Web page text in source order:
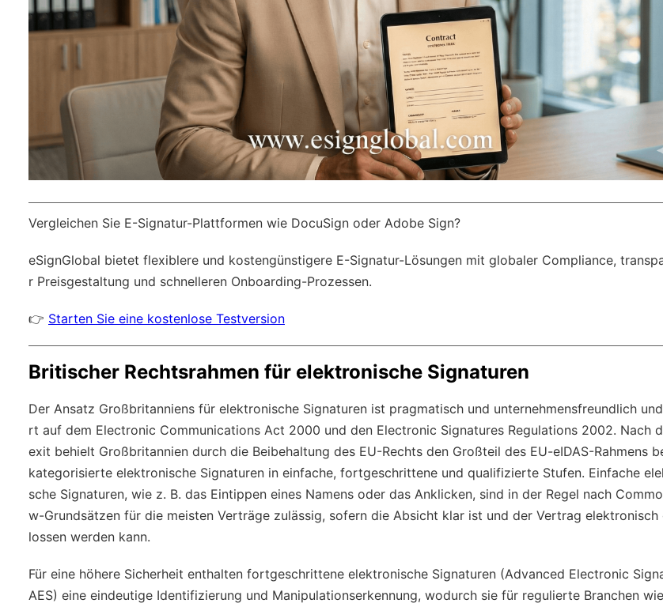
Vergleichen Sie E-Signatur-Plattformen wie DocuSign oder Adobe Sign?
eSignGlobal bietet flexiblere und kostengünstigere E-Signatur-Lösungen mit globaler Compliance,
r Preisgestaltung und schnelleren Onboarding-Prozessen.
👉 Starten Sie eine kostenlose Testversion
Britischer Rechtsrahmen für elektronische Signaturen
Der Ansatz Großbritanniens für elektronische Signaturen ist pragmatisch und unternehmensfreundlich
rt auf dem Electronic Communications Act 2000 und den Electronic Signatures Regulations 2002. Nach
exit behielt Großbritannien durch die Beibehaltung des EU-Rechts den Großteil des EU-eIDAS-Rahmens
kategorisierte elektronische Signaturen in einfache, fortgeschrittene und qualifizierte Stufen. Einfache
sche Signaturen, wie z. B. das Eintippen eines Namens oder das Anklicken, sind in der Regel nach
w-Grundsätzen für die meisten Verträge zulässig, sofern die Absicht klar ist und der Vertrag elektronisch
lossen werden kann.
Für eine höhere Sicherheit enthalten fortgeschrittene elektronische Signaturen (Advanced Electronic
AES) eine eindeutige Identifizierung und Manipulationserkennung, wodurch sie für regulierte Branchen